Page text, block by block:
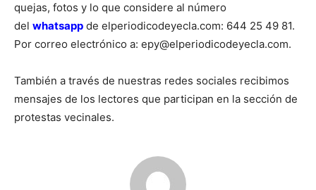
quejas, fotos y lo que considere al número
del whatsapp de elperiodicodeyecla.com: 644 25 49 81.
Por correo electrónico a: epy@elperiodicodeyecla.com.
También a través de nuestras redes sociales recibimos
mensajes de los lectores que participan en la sección de
protestas vecinales.